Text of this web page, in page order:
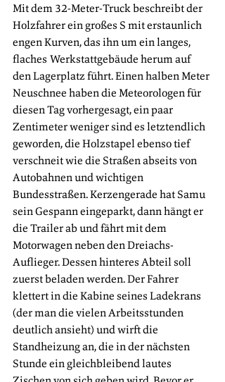
Mit dem 32-Meter-Truck beschreibt der
Holzfahrer ein großes S mit erstaunlich
engen Kurven, das ihn um ein langes,
flaches Werkstattgebäude herum auf
den Lagerplatz führt. Einen halben Meter
Neuschnee haben die Meteorologen für
diesen Tag vorhergesagt, ein paar
Zentimeter weniger sind es letztendlich
geworden, die Holzstapel ebenso tief
verschneit wie die Straßen abseits von
Autobahnen und wichtigen
Bundesstraßen. Kerzengerade hat Samu
sein Gespann eingeparkt, dann hängt er
die Trailer ab und fährt mit dem
Motorwagen neben den Dreiachs-
Auflieger. Dessen hinteres Abteil soll
zuerst beladen werden. Der Fahrer
klettert in die Kabine seines Ladekrans
(der man die vielen Arbeitsstunden
deutlich ansieht) und wirft die
Standheizung an, die in der nächsten
Stunde ein gleichbleibend lautes